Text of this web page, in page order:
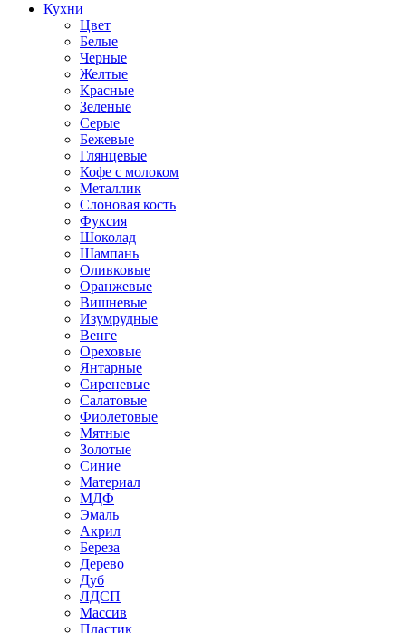
Кухни
Цвет
Белые
Черные
Желтые
Красные
Зеленые
Серые
Бежевые
Глянцевые
Кофе с молоком
Металлик
Слоновая кость
Фуксия
Шоколад
Шампань
Оливковые
Оранжевые
Вишневые
Изумрудные
Венге
Ореховые
Янтарные
Сиреневые
Салатовые
Фиолетовые
Мятные
Золотые
Синие
Материал
МДФ
Эмаль
Акрил
Береза
Дерево
Дуб
ЛДСП
Массив
Пластик